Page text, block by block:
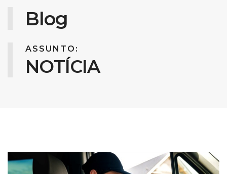
Blog
ASSUNTO:
NOTÍCIA